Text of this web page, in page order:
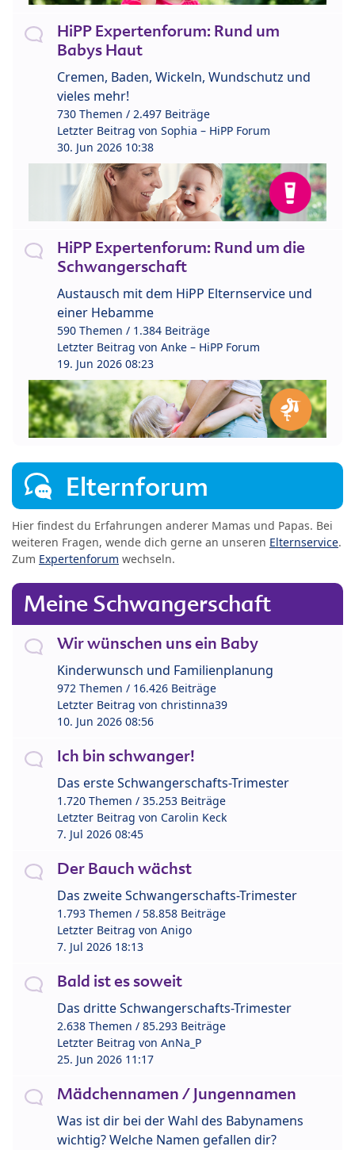
HiPP Expertenforum: Rund um
Babys Haut
Cremen, Baden, Wickeln, Wundschutz und
vieles mehr!
730 Themen / 2.497 Beiträge
Letzter Beitrag von Sophia – HiPP Forum
30. Jun 2026 10:38
HiPP Expertenforum: Rund um die
Schwangerschaft
Austausch mit dem HiPP Elternservice und
einer Hebamme
590 Themen / 1.384 Beiträge
Letzter Beitrag von Anke – HiPP Forum
19. Jun 2026 08:23
Elternforum
Hier findest du Erfahrungen anderer Mamas und Papas. Bei
weiteren Fragen, wende dich gerne an unseren Elternservice.
Zum Expertenforum wechseln.
Meine Schwangerschaft
Wir wünschen uns ein Baby
Kinderwunsch und Familienplanung
972 Themen / 16.426 Beiträge
Letzter Beitrag von christinna39
10. Jun 2026 08:56
Ich bin schwanger!
Das erste Schwangerschafts-Trimester
1.720 Themen / 35.253 Beiträge
Letzter Beitrag von Carolin Keck
7. Jul 2026 08:45
Der Bauch wächst
Das zweite Schwangerschafts-Trimester
1.793 Themen / 58.858 Beiträge
Letzter Beitrag von Anigo
7. Jul 2026 18:13
Bald ist es soweit
Das dritte Schwangerschafts-Trimester
2.638 Themen / 85.293 Beiträge
Letzter Beitrag von AnNa_P
25. Jun 2026 11:17
Mädchennamen / Jungennamen
Was ist dir bei der Wahl des Babynamens
wichtig? Welche Namen gefallen dir?